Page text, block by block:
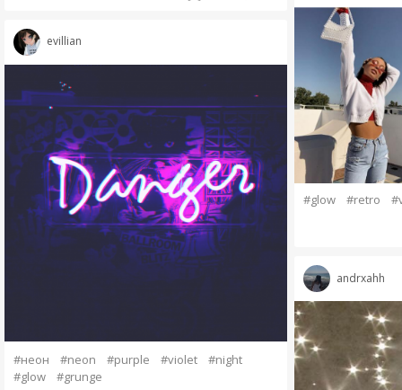
evillian
#неон #neon #purple #violet
#night
#glow
#grunge
#glow #retro
andrxahh